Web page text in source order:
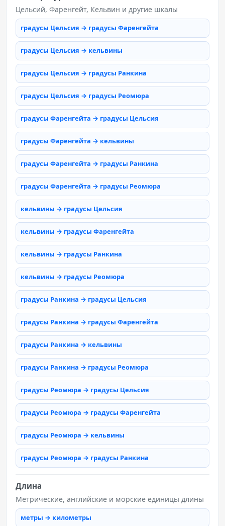
Цельсий, Фаренгейт, Кельвин и другие шкалы
градусы Цельсия → градусы Фаренгейта
градусы Цельсия → кельвины
градусы Цельсия → градусы Ранкина
градусы Цельсия → градусы Реомюра
градусы Фаренгейта → градусы Цельсия
градусы Фаренгейта → кельвины
градусы Фаренгейта → градусы Ранкина
градусы Фаренгейта → градусы Реомюра
кельвины → градусы Цельсия
кельвины → градусы Фаренгейта
кельвины → градусы Ранкина
кельвины → градусы Реомюра
градусы Ранкина → градусы Цельсия
градусы Ранкина → градусы Фаренгейта
градусы Ранкина → кельвины
градусы Ранкина → градусы Реомюра
градусы Реомюра → градусы Цельсия
градусы Реомюра → градусы Фаренгейта
градусы Реомюра → кельвины
градусы Реомюра → градусы Ранкина
Длина
Метрические, английские и морские единицы длины
метры → километры